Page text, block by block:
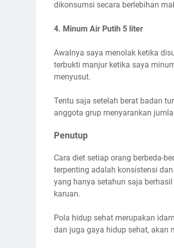
dikonsumsi secara berlebihan
4. Minum Air Putih 5 liter
Awalnya saya menolak ketika
terbukti manjur ketika saya
menyusut.
Tentu saja setelah berat badan
anggota grup menyarankan
Penutup
Cara diet setiap orang berbeda-
terpenting adalah konsistensi
yang hanya setahun saja
karuan.
Pola hidup sehat merupakan
dan juga gaya hidup sehat, akan